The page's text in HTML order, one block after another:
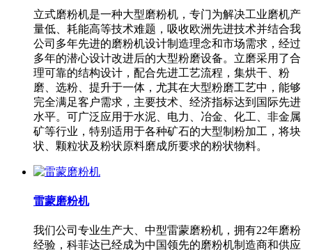
立式磨粉机是一种大型磨粉机，专门为解决工业磨机产
量低、耗能高等技术难题，吸收欧洲先进技术并结合我
公司多年先进的磨粉机设计制造理念和市场需求，经过
多年的潜心设计改进后的大型粉磨设备。立磨采用了合
理可靠的结构设计，配合先进工艺流程，集烘干、粉
磨、选粉、提升于一体，尤其在大型粉磨工艺中，能够
完全满足客户需求，主要技术、经济指标达到国际先进
水平。可广泛应用于水泥、电力、冶金、化工、非金属
矿等行业，特别适用于各种矿石的大型制粉加工，将块
状、颗粒状及粉状原料磨成所要求的粉状物料。
雷蒙磨粉机
我们公司专业生产大、中型雷蒙磨粉机，拥有22年磨粉
经验，科菲达已经成为中国领先的磨粉机制造商和供应